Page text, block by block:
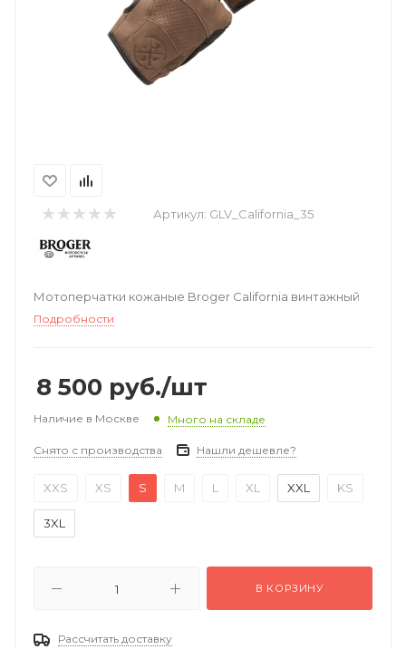
Артикул: GLV_California_35
Мотоперчатки кожаные Broger California винтажный
Подробности
8 500 руб./шт
Наличие в Москве Много на складе
Снято с производства Нашли дешевле?
XXS XS S M L XL XXL KS
3XL
В КОРЗИНУ
Рассчитать доставку